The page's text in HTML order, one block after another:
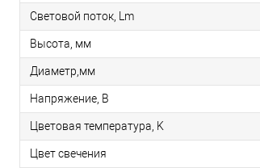
Световой поток, Lm
Высота, мм
Диаметр,мм
Напряжение, В
Цветовая температура, K
Цвет свечения